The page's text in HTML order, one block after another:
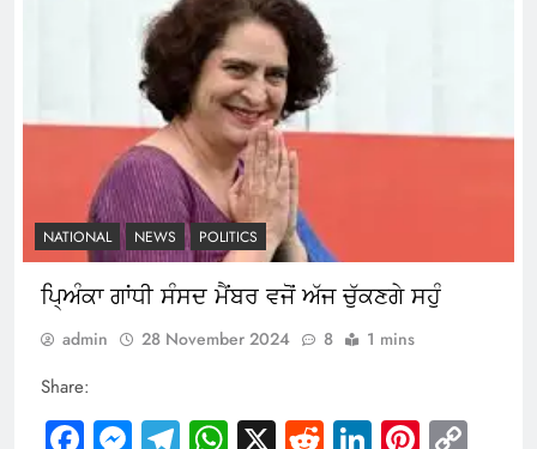
NATIONAL NEWS POLITICS
ਪਿ੍ਅੰਕਾ ਗਾਂਧੀ ਸੰਸਦ ਮੈਂਬਰ ਵਜੋਂ ਅੱਜ ਚੁੱਕਣਗੇ ਸਹੁੰ
admin 28 November 2024 8 1 mins
Share: